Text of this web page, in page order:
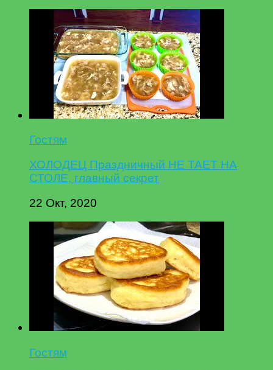
Гостям
ХОЛОДЕЦ Праздничный НЕ ТАЕТ НА
СТОЛЕ, главный секрет
22 Окт, 2020
Гостям